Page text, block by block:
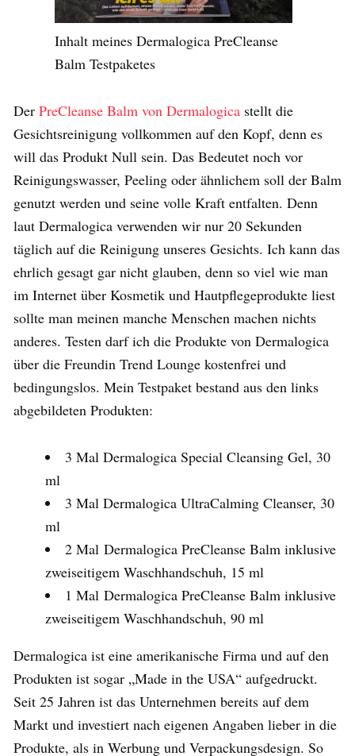
Inhalt meines Dermalogica PreCleanse
Balm Testpaketes
Der PreCleanse Balm von Dermalogica stellt die
Gesichtsreinigung vollkommen auf den Kopf, denn es
will das Produkt Null sein. Das Bedeutet noch vor
Reinigungswasser, Peeling oder ähnlichem soll der Balm
genutzt werden und seine volle Kraft entfalten. Denn
laut Dermalogica verwenden wir nur 20 Sekunden
täglich auf die Reinigung unseres Gesichts. Ich kann das
ehrlich gesagt gar nicht glauben, denn so viel wie man
im Internet über Kosmetik und Hautpflegeprodukte liest
sollte man meinen manche Menschen machen nichts
anderes. Testen darf ich die Produkte von Dermalogica
über die Freundin Trend Lounge kostenfrei und
bedingungslos. Mein Testpaket bestand aus den links
abgebildeten Produkten:
3 Mal Dermalogica Special Cleansing Gel, 30
ml
3 Mal Dermalogica UltraCalming Cleanser, 30
ml
2 Mal Dermalogica PreCleanse Balm inklusive
zweiseitigem Waschhandschuh, 15 ml
1 Mal Dermalogica PreCleanse Balm inklusive
zweiseitigem Waschhandschuh, 90 ml
Dermalogica ist eine amerikanische Firma und auf den
Produkten ist sogar „Made in the USA“ aufgedruckt.
Seit 25 Jahren ist das Unternehmen bereits auf dem
Markt und investiert nach eigenen Angaben lieber in die
Produkte, als in Werbung und Verpackungsdesign. So